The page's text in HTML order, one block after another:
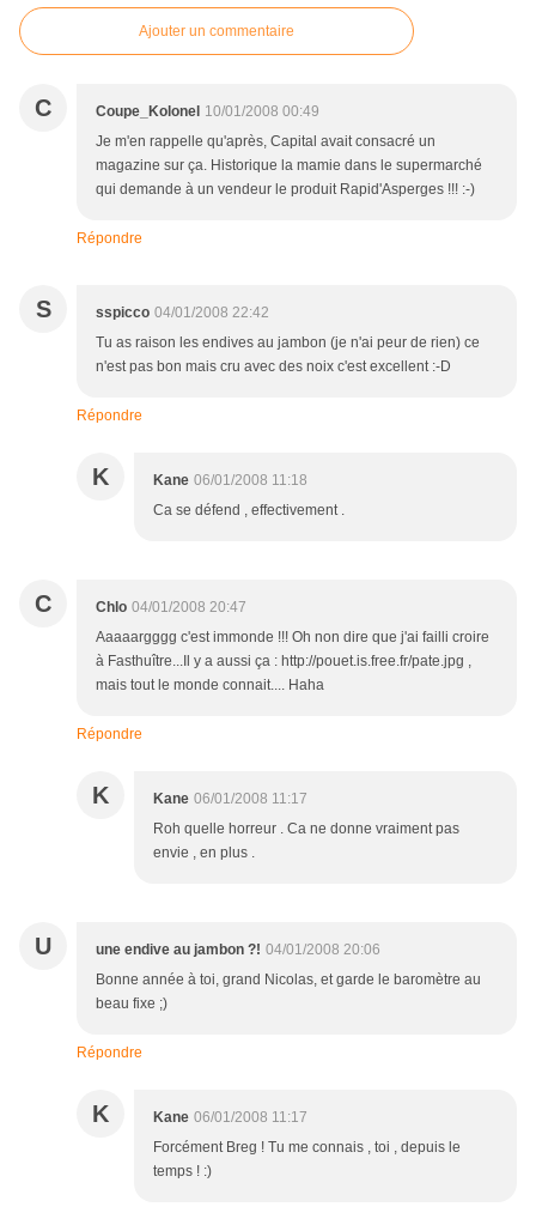
Ajouter un commentaire
C Coupe_Kolonel 10/01/2008 00:49
Je m'en rappelle qu'après, Capital avait consacré un
magazine sur ça. Historique la mamie dans le supermarché
qui demande à un vendeur le produit Rapid'Asperges !!! :-)
Répondre
S sspicco 04/01/2008 22:42
Tu as raison les endives au jambon (je n'ai peur de rien) ce
n'est pas bon mais cru avec des noix c'est excellent :-D
Répondre
K Kane 06/01/2008 11:18
Ca se défend , effectivement .
C Chlo 04/01/2008 20:47
Aaaaargggg c'est immonde !!! Oh non dire que j'ai failli croire
à Fasthuître...Il y a aussi ça : http://pouet.is.free.fr/pate.jpg ,
mais tout le monde connait.... Haha
Répondre
K Kane 06/01/2008 11:17
Roh quelle horreur . Ca ne donne vraiment pas
envie , en plus .
U une endive au jambon ?! 04/01/2008 20:06
Bonne année à toi, grand Nicolas, et garde le baromètre au
beau fixe ;)
Répondre
K Kane 06/01/2008 11:17
Forcément Breg ! Tu me connais , toi , depuis le
temps ! :)